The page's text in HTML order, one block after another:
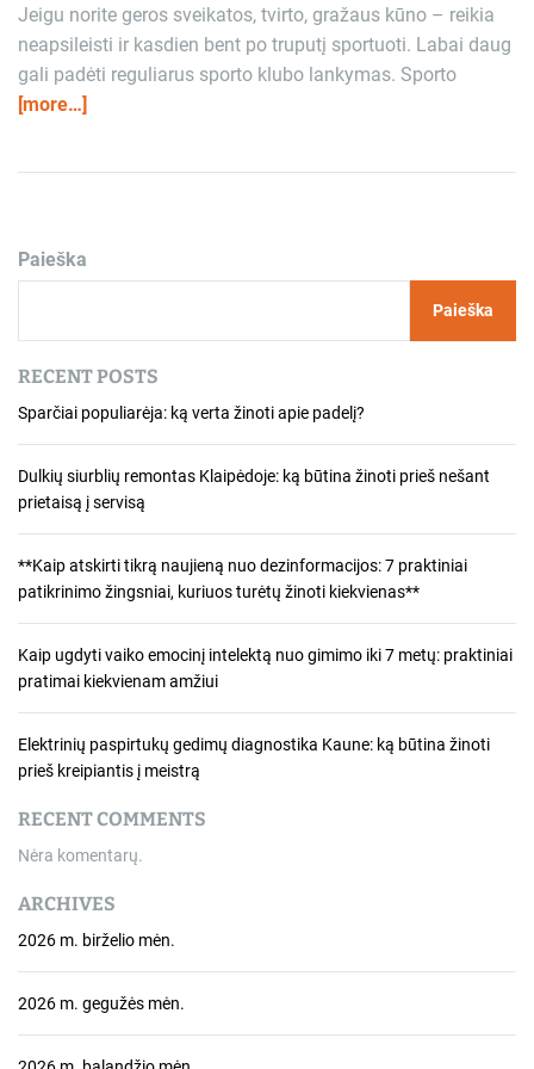
Jeigu norite geros sveikatos, tvirto, gražaus kūno – reikia
neapsileisti ir kasdien bent po truputį sportuoti. Labai daug
gali padėti reguliarus sporto klubo lankymas. Sporto
[more…]
Paieška
Paieška
RECENT POSTS
Sparčiai populiarėja: ką verta žinoti apie padelį?
Dulkių siurblių remontas Klaipėdoje: ką būtina žinoti prieš nešant
prietaisą į servisą
**Kaip atskirti tikrą naujieną nuo dezinformacijos: 7 praktiniai
patikrinimo žingsniai, kuriuos turėtų žinoti kiekvienas**
Kaip ugdyti vaiko emocinį intelektą nuo gimimo iki 7 metų: praktiniai
pratimai kiekvienam amžiui
Elektrinių paspirtukų gedimų diagnostika Kaune: ką būtina žinoti
prieš kreipiantis į meistrą
RECENT COMMENTS
Nėra komentarų.
ARCHIVES
2026 m. birželio mėn.
2026 m. gegužės mėn.